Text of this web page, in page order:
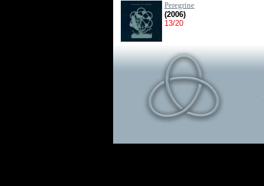
Peregrine
(2006)
13/20